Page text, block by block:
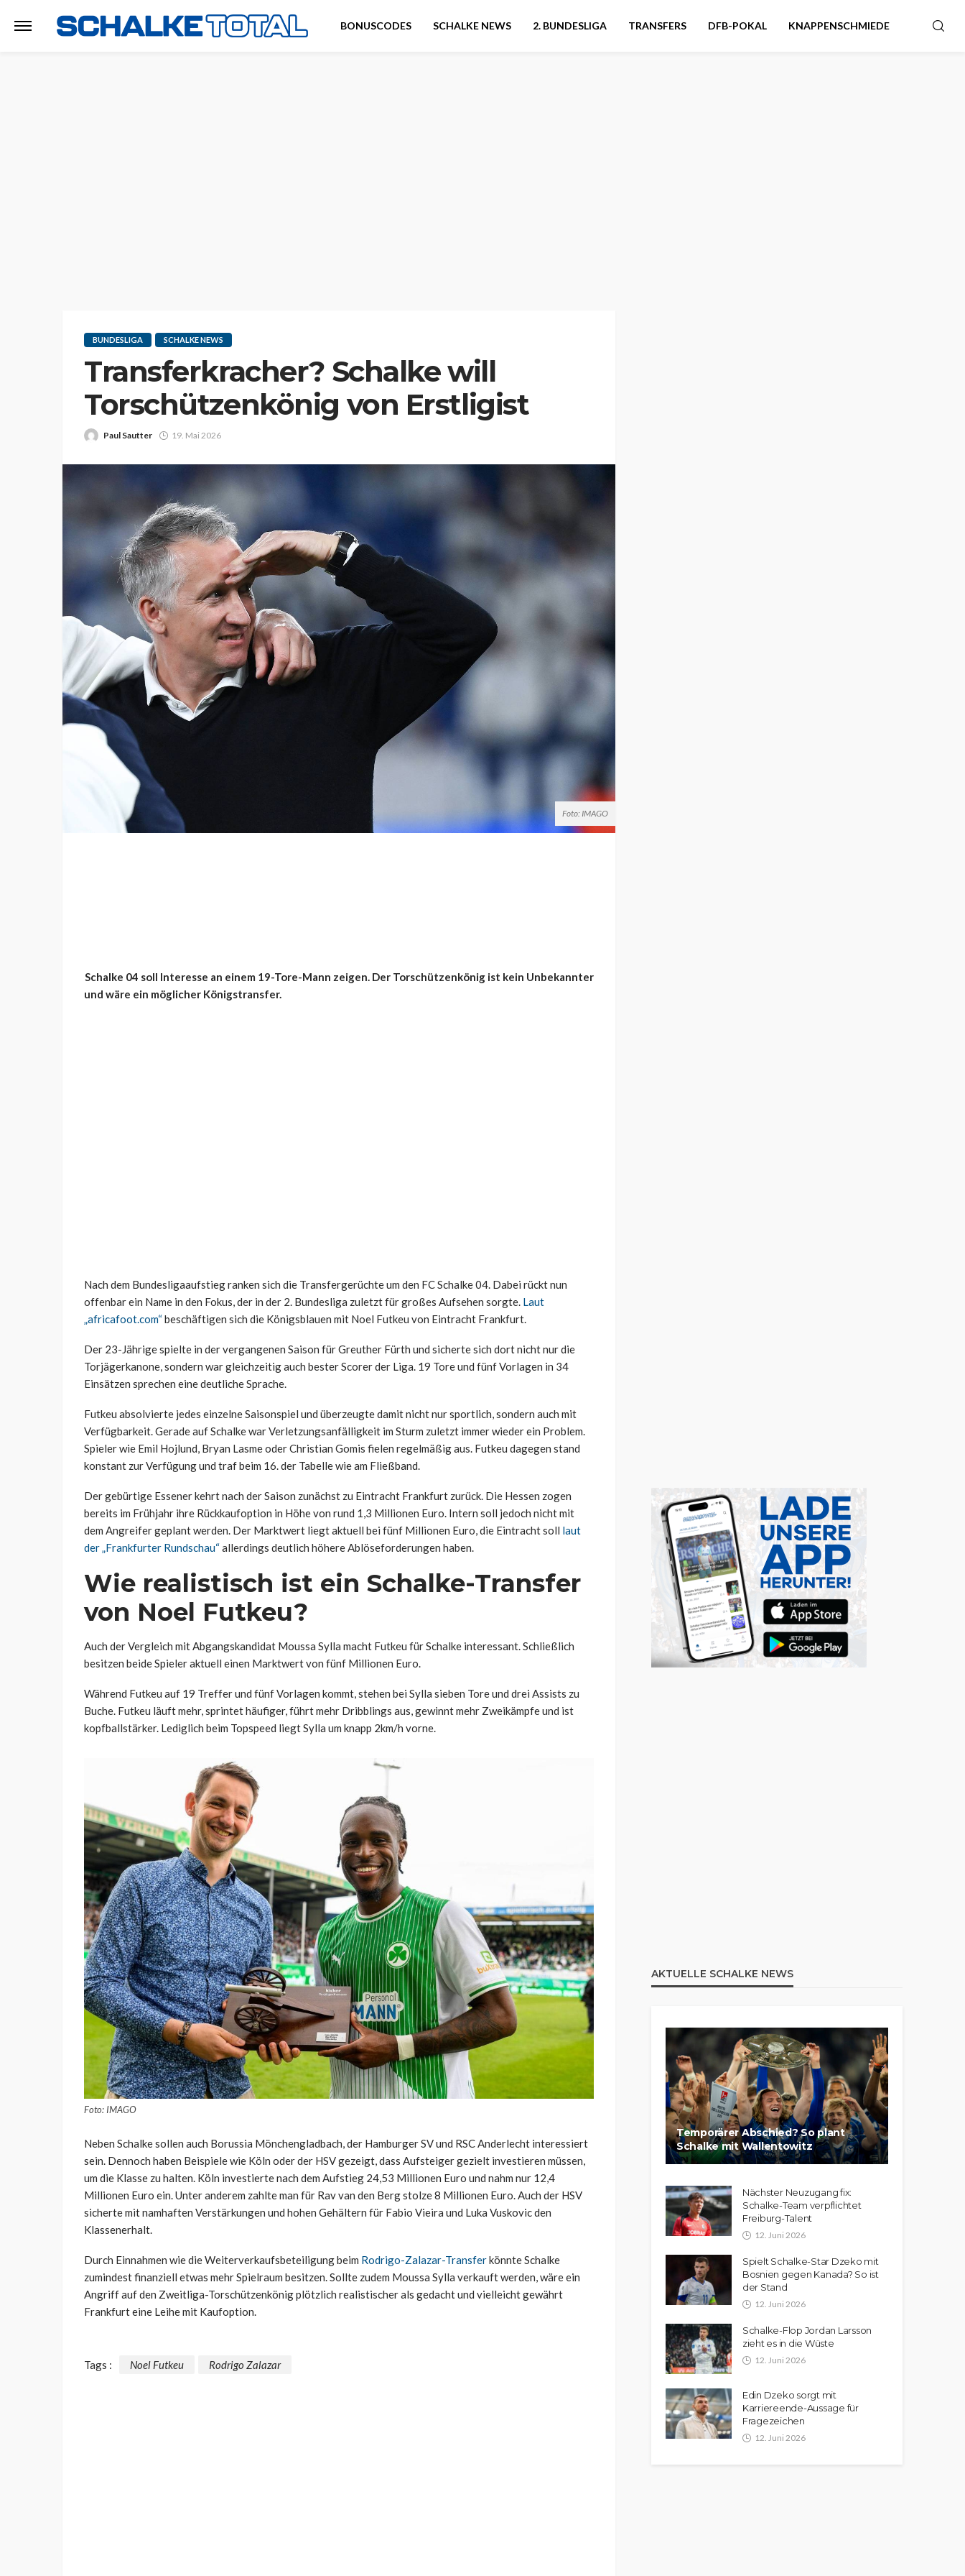
BONUSCODES SCHALKE NEWS 2. BUNDESLIGA TRANSFERS DFB-POKAL KNAPPENSCHMIEDE
BUNDESLIGA SCHALKE NEWS
Transferkracher? Schalke will
Torschützenkönig von Erstligist
Paul Sautter 19. Mai 2026
Foto: IMAGO
Schalke 04 soll Interesse an einem 19-Tore-Mann zeigen. Der Torschützenkönig ist kein Unbekannter
und wäre ein möglicher Königstransfer.
Nach dem Bundesligaaufstieg ranken sich die Transfergerüchte um den FC Schalke 04. Dabei rückt nun
offenbar ein Name in den Fokus, der in der 2. Bundesliga zuletzt für großes Aufsehen sorgte. Laut
„africafoot.com“beschäftigen sich die Königsblauen mit Noel Futkeu von Eintracht Frankfurt.
Der 23-Jährige spielte in der vergangenen Saison für Greuther Fürth und sicherte sich dort nicht nur die
Torjägerkanone, sondern war gleichzeitig auch bester Scorer der Liga. 19 Tore und fünf Vorlagen in 34
Einsätzen sprechen eine deutliche Sprache.
Futkeu absolvierte jedes einzelne Saisonspiel und überzeugte damit nicht nur sportlich, sondern auch mit
Verfügbarkeit. Gerade auf Schalke war Verletzungsanfälligkeit im Sturm zuletzt immer wieder ein Problem.
Spieler wie Emil Hojlund, Bryan Lasme oder Christian Gomis fielen regelmäßig aus. Futkeu dagegen stand
konstant zur Verfügung und traf beim 16. der Tabelle wie am Fließband.
Der gebürtige Essener kehrt nach der Saison zunächst zu Eintracht Frankfurt zurück. Die Hessen zogen
bereits im Frühjahr ihre Rückkaufoption in Höhe von rund 1,3 Millionen Euro. Intern soll jedoch nicht mit
dem Angreifer geplant werden. Der Marktwert liegt aktuell bei fünf Millionen Euro, die Eintracht soll laut
der „Frankfurter Rundschau“allerdings deutlich höhere Ablöseforderungen haben.
Wie realistisch ist ein Schalke-Transfer
von Noel Futkeu?
Auch der Vergleich mit Abgangskandidat Moussa Sylla macht Futkeu für Schalke interessant. Schließlich
besitzen beide Spieler aktuell einen Marktwert von fünf Millionen Euro.
Während Futkeu auf 19 Treffer und fünf Vorlagen kommt, stehen bei Sylla sieben Tore und drei Assists zu
Buche. Futkeu läuft mehr, sprintet häufiger, führt mehr Dribblings aus, gewinnt mehr Zweikämpfe und ist
kopfballstärker. Lediglich beim Topspeed liegt Sylla um knapp 2km/h vorne.
Foto: IMAGO
Neben Schalke sollen auch Borussia Mönchengladbach, der Hamburger SV und RSC Anderlecht interessiert
sein. Dennoch haben Beispiele wie Köln oder der HSV gezeigt, dass Aufsteiger gezielt investieren müssen,
um die Klasse zu halten. Köln investierte nach dem Aufstieg 24,53 Millionen Euro und nahm nur 12,4
Millionen Euro ein. Unter anderem zahlte man für Rav van den Berg stolze 8 Millionen Euro. Auch der HSV
sicherte mit namhaften Verstärkungen und hohen Gehältern für Fabio Vieira und Luka Vuskovic den
Klassenerhalt.
Durch Einnahmen wie die Weiterverkaufsbeteiligung beim Rodrigo-Zalazar-Transferkönnte Schalke
zumindest finanziell etwas mehr Spielraum besitzen. Sollte zudem Moussa Sylla verkauft werden, wäre ein
Angriff auf den Zweitliga-Torschützenkönig plötzlich realistischer als gedacht und vielleicht gewährt
Frankfurt eine Leihe mit Kaufoption.
Tags : Noel Futkeu Rodrigo Zalazar
AKTUELLE SCHALKE NEWS
Temporärer Abschied? So plant
Schalke mit Wallentowitz
Nächster Neuzugang fix:
Schalke-Team verpflichtet
Freiburg-Talent
12. Juni 2026
Spielt Schalke-Star Dzeko mit
Bosnien gegen Kanada? So ist
der Stand
12. Juni 2026
Schalke-Flop Jordan Larsson
zieht es in die Wüste
12. Juni 2026
Edin Dzeko sorgt mit
Karriereende-Aussage für
Fragezeichen
12. Juni 2026